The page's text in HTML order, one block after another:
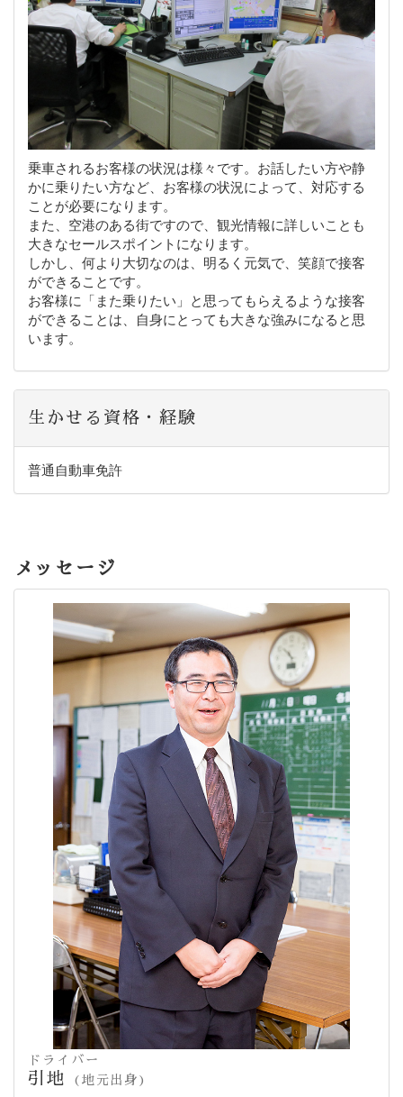
乗車されるお客様の状況は様々です。お話したい方や静
かに乗りたい方など、お客様の状況によって、対応する
ことが必要になります。
また、空港のある街ですので、観光情報に詳しいことも
大きなセールスポイントになります。
しかし、何より大切なのは、明るく元気で、笑顔で接客
ができることです。
お客様に「また乗りたい」と思ってもらえるような接客
ができることは、自身にとっても大きな強みになると思
います。
生かせる資格・経験
普通自動車免許
メッセージ
ドライバー
引地 (地元出身)